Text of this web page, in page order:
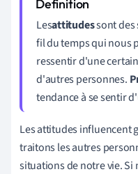
Lesattitudessont des
fil du temps qui nous
ressentir d'une
d'autres personnes.
tendance à se sentir
Les attitudes influencent
traitons les autres
situations de notre vie.